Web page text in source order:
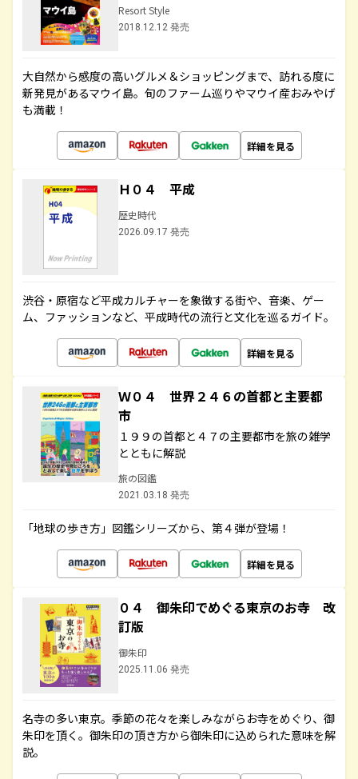
Resort Style
2018.12.12 発売
大自然から感度の高いグルメ＆ショッピングまで、訪れる度に
新発見があるマウイ島。旬のファーム巡りやマウイ産おみやげ
も満載！
詳細を見る
Ｈ０４ 平成
歴史時代
2026.09.17 発売
渋谷・原宿など平成カルチャーを象徴する街や、音楽、ゲー
ム、ファッションなど、平成時代の流行と文化を巡るガイド。
詳細を見る
Ｗ０４ 世界２４６の首都と主要都
市
１９９の首都と４７の主要都市を旅の雑学
とともに解説
旅の図鑑
2021.03.18 発売
「地球の歩き方」図鑑シリーズから、第４弾が登場！
詳細を見る
０４ 御朱印でめぐる東京のお寺 改
訂版
御朱印
2025.11.06 発売
名寺の多い東京。季節の花々を楽しみながらお寺をめぐり、御
朱印を頂く。御朱印の頂き方から御朱印に込められた意味を解
説。